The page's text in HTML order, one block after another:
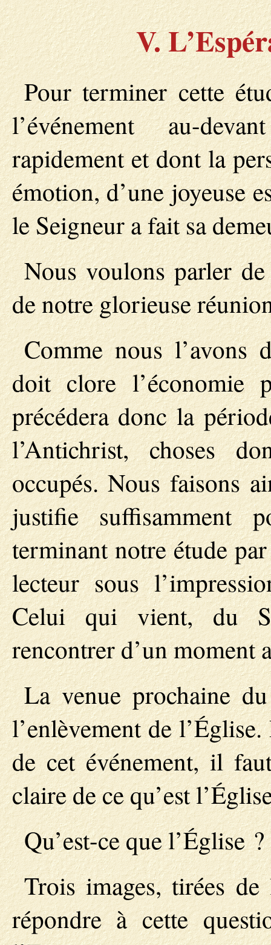
V.
Pour terminer cette
l’événement au-
rapidement et dont la
émotion, d’une joyeuse
le Seigneur a fait sa
Nous voulons parler
de notre glorieuse
Comme nous l’avons
doit clore l’économie
précédera donc la
l’Antichrist, choses
occupés. Nous faisons
justifie suffisamment
terminant notre étude
lecteur sous
Celui qui vient, du
rencontrer d’un moment
La venue prochaine
l’enlèvement de
de cet événement, il
claire de ce qu’est
Qu’est-ce que l’Église ?
Trois images, tirées
répondre à cette